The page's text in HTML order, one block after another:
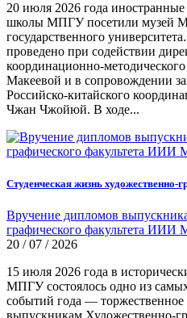
20 июля 2026 года
школы МПГУ посетили музей
государственного
проведено при содействии
координационно-
Макеевой и в сопровождении
Российско-китайского
Чжан Чжойюй. В ходе...
Студенческая жизнь художественно-
Вручение дипломов
графического факультета
20 / 07 / 2026
15 июля 2026 года в
МПГУ состоялось одно из
событий года —
выпускникам Художественно-